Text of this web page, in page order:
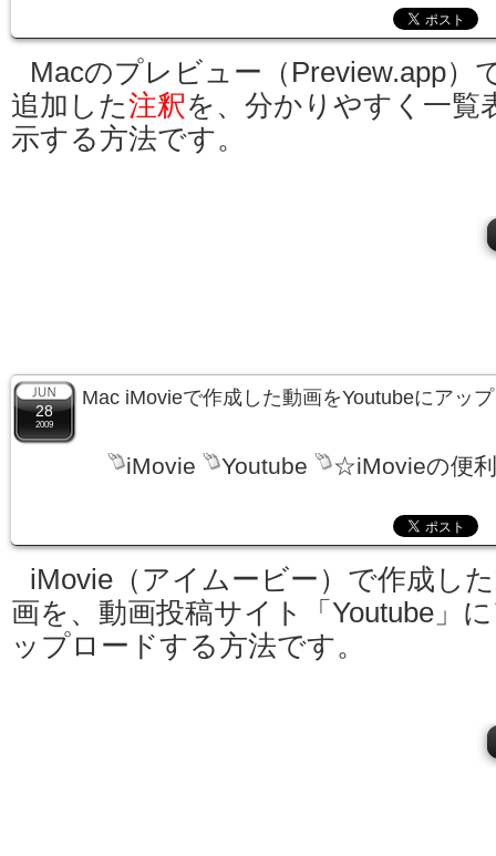
Macのプレビュー（Preview.app）
追加した注釈を、分かりやすく一覧
示する方法です。
28
2009
Mac iMovieで作成した動画をYoutubeにアッ
iMovie Youtube ☆iMovieの便
iMovie（アイムービー）で作成し
画を、動画投稿サイト「Youtube」
ップロードする方法です。